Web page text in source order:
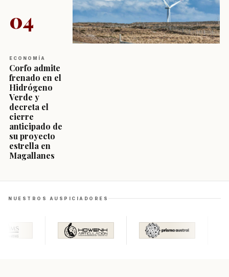
04
ECONOMÍA
Corfo admite
frenado en el
Hidrógeno
Verde y
decreta el
cierre
anticipado de
su proyecto
estrella en
Magallanes
NUESTROS AUSPICIADORES